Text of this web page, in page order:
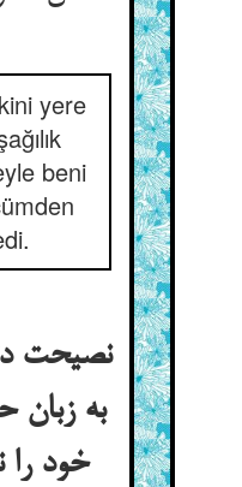
yere
beni
نصیحت
به زبان
خود را